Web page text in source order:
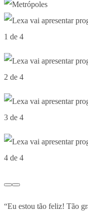
1 de 4
2 de 4
3 de 4
4 de 4
“Eu estou tão feliz! Tão